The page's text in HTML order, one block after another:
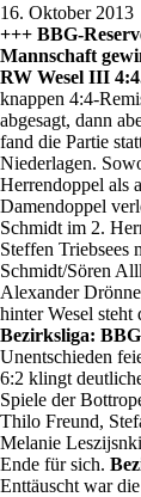
16. Oktober 2013
+++ BBG-
Mannschaft
RW Wesel III
knappen 4:4-
abgesagt, dann
fand die Partie
Niederlagen.
Herrendoppel als
Damendoppel
Schmidt im 2.
Steffen Triebsees
Schmidt/Sören
Alexander
hinter Wesel
Bezirksliga:
Unentschieden
6:2 klingt
Spiele der
Thilo Freund,
Melanie
Ende für sich.
Enttäuscht war